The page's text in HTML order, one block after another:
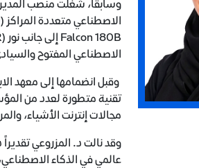
الاصطناعي المفتوح
وقبل انضمامها إلى معهد
مجالات إنترنت الأشياء،